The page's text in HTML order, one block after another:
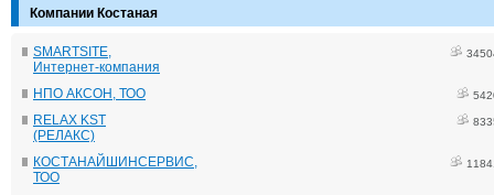
Компании Костаная
SMARTSITE,
Интернет-компания
НПО АКСОН, ТОО
RELAX KST
(РЕЛАКС)
КОСТАНАЙШИНСЕРВИС,
ТОО